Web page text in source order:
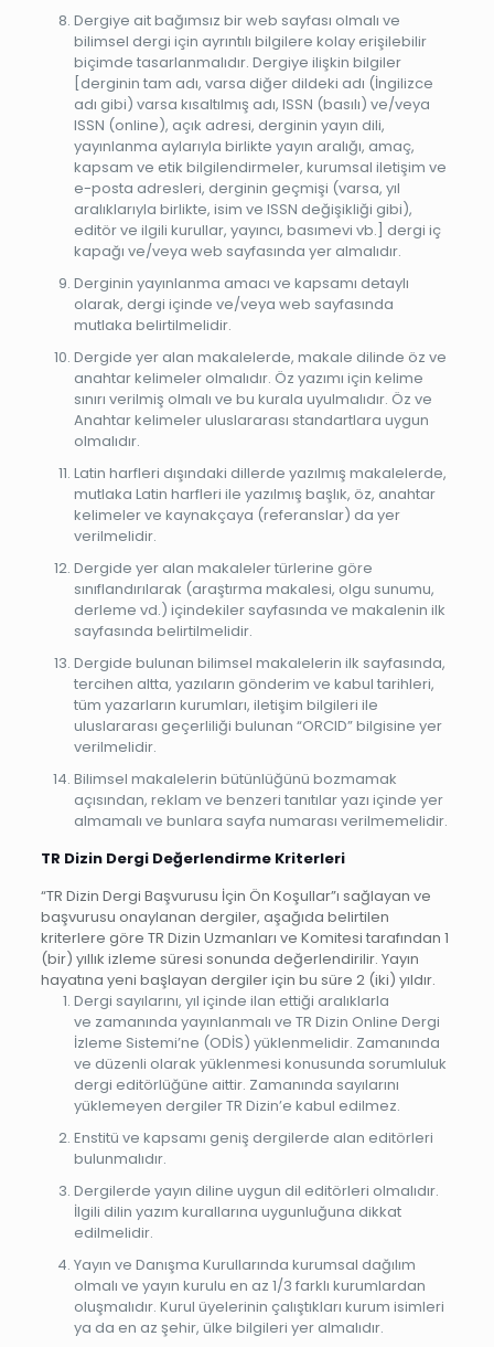
Dergiye ait bağımsız bir web sayfası olmalı ve
bilimsel dergi için ayrıntılı bilgilere kolay erişilebilir
biçimde tasarlanmalıdır. Dergiye ilişkin bilgiler
[derginin tam adı, varsa diğer dildeki adı (İngilizce
adı gibi) varsa kısaltılmış adı, ISSN (basılı) ve/veya
ISSN (online), açık adresi, derginin yayın dili,
yayınlanma aylarıyla birlikte yayın aralığı, amaç,
kapsam ve etik bilgilendirmeler, kurumsal iletişim ve
e-posta adresleri, derginin geçmişi (varsa, yıl
aralıklarıyla birlikte, isim ve ISSN değişikliği gibi),
editör ve ilgili kurullar, yayıncı, basımevi vb.] dergi iç
kapağı ve/veya web sayfasında yer almalıdır.
Derginin yayınlanma amacı ve kapsamı detaylı
olarak, dergi içinde ve/veya web sayfasında
mutlaka belirtilmelidir.
Dergide yer alan makalelerde, makale dilinde öz ve
anahtar kelimeler olmalıdır. Öz yazımı için kelime
sınırı verilmiş olmalı ve bu kurala uyulmalıdır. Öz ve
Anahtar kelimeler uluslararası standartlara uygun
olmalıdır.
Latin harfleri dışındaki dillerde yazılmış makalelerde,
mutlaka Latin harfleri ile yazılmış başlık, öz, anahtar
kelimeler ve kaynakçaya (referanslar) da yer
verilmelidir.
Dergide yer alan makaleler türlerine göre
sınıflandırılarak (araştırma makalesi, olgu sunumu,
derleme vd.) içindekiler sayfasında ve makalenin ilk
sayfasında belirtilmelidir.
Dergide bulunan bilimsel makalelerin ilk sayfasında,
tercihen altta, yazıların gönderim ve kabul tarihleri,
tüm yazarların kurumları, iletişim bilgileri ile
uluslararası geçerliliği bulunan “ORCID” bilgisine yer
verilmelidir.
Bilimsel makalelerin bütünlüğünü bozmamak
açısından, reklam ve benzeri tanıtılar yazı içinde yer
almamalı ve bunlara sayfa numarası verilmemelidir.
TR Dizin Dergi Değerlendirme Kriterleri
“TR Dizin Dergi Başvurusu İçin Ön Koşullar”ı sağlayan ve
başvurusu onaylanan dergiler, aşağıda belirtilen
kriterlere göre TR Dizin Uzmanları ve Komitesi tarafından 1
(bir) yıllık izleme süresi sonunda değerlendirilir. Yayın
hayatına yeni başlayan dergiler için bu süre 2 (iki) yıldır.
Dergi sayılarını, yıl içinde ilan ettiği aralıklarla
ve zamanında yayınlanmalı ve TR Dizin Online Dergi
İzleme Sistemi’ne (ODİS) yüklenmelidir. Zamanında
ve düzenli olarak yüklenmesi konusunda sorumluluk
dergi editörlüğüne aittir. Zamanında sayılarını
yüklemeyen dergiler TR Dizin’e kabul edilmez.
Enstitü ve kapsamı geniş dergilerde alan editörleri
bulunmalıdır.
Dergilerde yayın diline uygun dil editörleri olmalıdır.
İlgili dilin yazım kurallarına uygunluğuna dikkat
edilmelidir.
Yayın ve Danışma Kurullarında kurumsal dağılım
olmalı ve yayın kurulu en az 1/3 farklı kurumlardan
oluşmalıdır. Kurul üyelerinin çalıştıkları kurum isimleri
ya da en az şehir, ülke bilgileri yer almalıdır.